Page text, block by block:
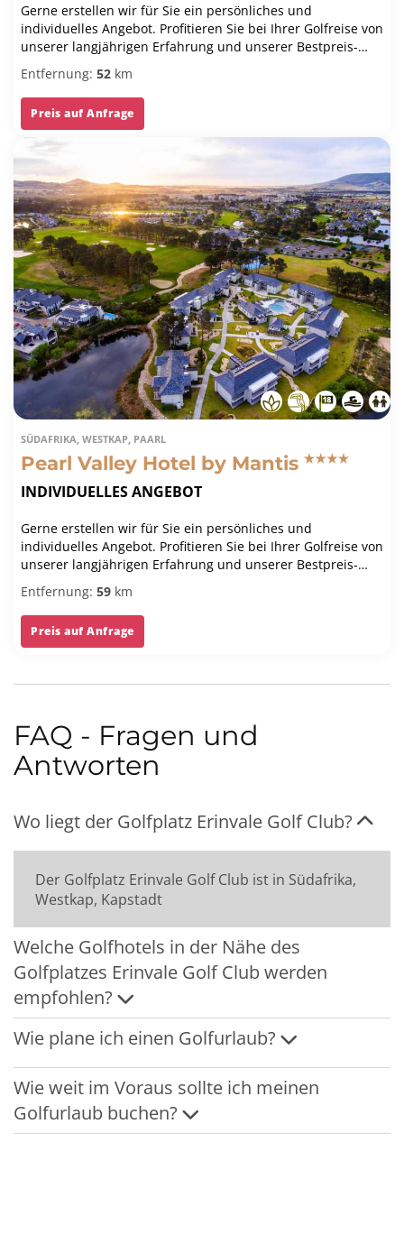
Gerne erstellen wir für Sie ein persönliches und
individuelles Angebot. Profitieren Sie bei Ihrer Golfreise von
unserer langjährigen Erfahrung und unserer Bestpreis-
Entfernung: 52 km
Preis auf Anfrage
SÜDAFRIKA, WESTKAP, PAARL
Pearl Valley Hotel by Mantis
INDIVIDUELLES ANGEBOT
Gerne erstellen wir für Sie ein persönliches und
individuelles Angebot. Profitieren Sie bei Ihrer Golfreise von
unserer langjährigen Erfahrung und unserer Bestpreis-
Garantie.
Entfernung: 59 km
Preis auf Anfrage
FAQ - Fragen und
Antworten
Wo liegt der Golfplatz Erinvale Golf Club?
Der Golfplatz Erinvale Golf Club ist in Südafrika,
Westkap, Kapstadt
Welche Golfhotels in der Nähe des
Golfplatzes Erinvale Golf Club werden
empfohlen?
Wie plane ich einen Golfurlaub?
Wie weit im Voraus sollte ich meinen
Golfurlaub buchen?